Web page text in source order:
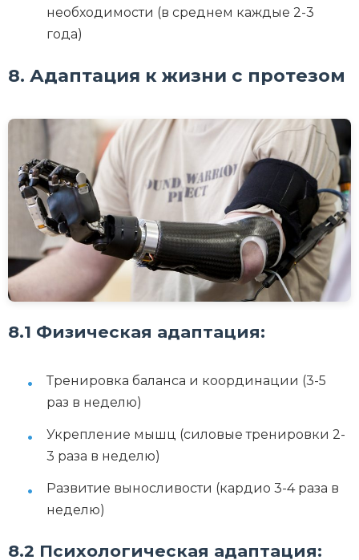
необходимости (в среднем каждые 2-3
года)
8. Адаптация к жизни с протезом
8.1 Физическая адаптация:
Тренировка баланса и координации (3-5
раз в неделю)
Укрепление мышц (силовые тренировки 2-
3 раза в неделю)
Развитие выносливости (кардио 3-4 раза в
неделю)
8.2 Психологическая адаптация: